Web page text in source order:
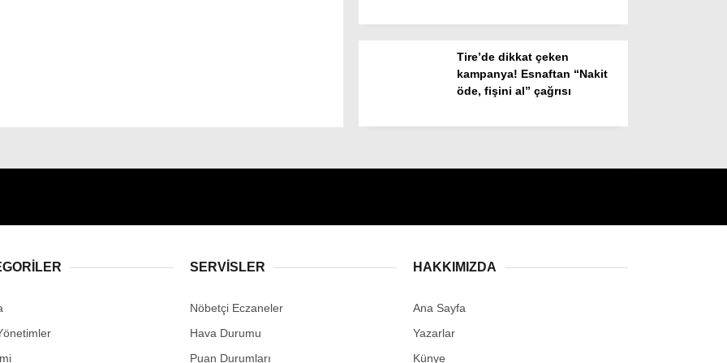
Tire’de dikkat çeken
kampanya! Esnaftan “Nakit
öde, fişini al” çağrısı
SERVİSLER
Nöbetçi Eczaneler
Hava Durumu
Puan Durumları
HAKKIMIZDA
Ana Sayfa
Yazarlar
Künye